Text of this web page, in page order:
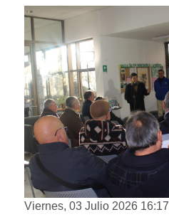
Viernes, 03 Julio 2026 16:17